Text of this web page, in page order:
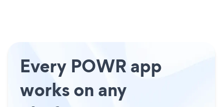
Every POWR app
works on any